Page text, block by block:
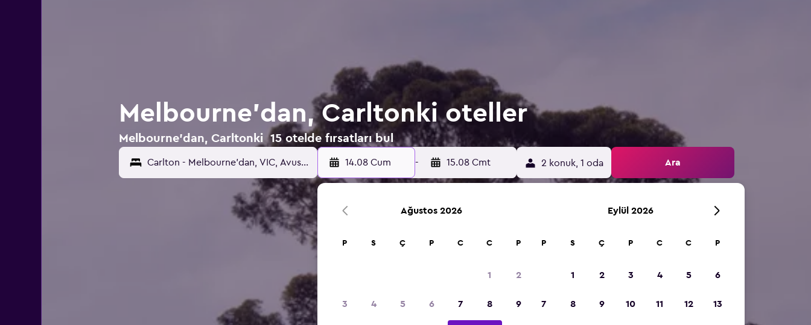
Melbourne'dan, Carltonki oteller
Melbourne'dan, Carltonki 15 otelde fırsatları bul
14.08 Cum - 15.08 Cmt 2 konuk, 1 oda Ara
Ağustos 2026
P S Ç P C C P
1 2
3 4 5 6 7 8 9
Eylül 2026
P S Ç P C C P
1 2 3 4 5 6
7 8 9 10 11 12 13